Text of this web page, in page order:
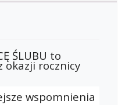
ŚLUBU to
okazji rocznicy
wspomnienia